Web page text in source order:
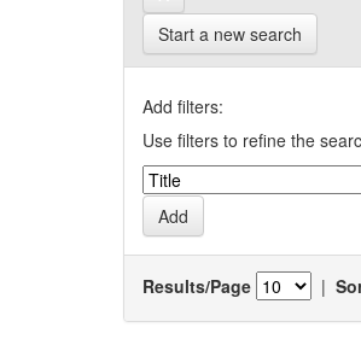
Start a new search
Add filters:
Use filters to refine the
Results/Page |